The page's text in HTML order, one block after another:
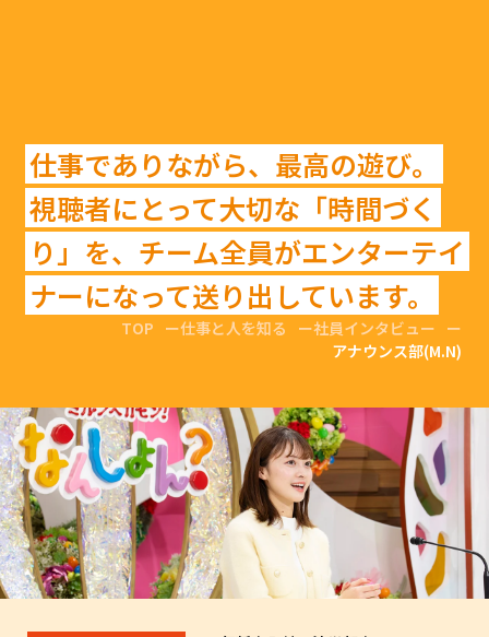
仕事でありながら、最高の遊び。
視聴者にとって大切な「時間づく
り」を、チーム全員がエンターテイ
ナーになって送り出しています。
TOP 仕事と人を知る
社員インタビュー
アナウンス部(M.N)